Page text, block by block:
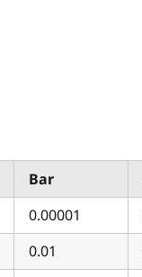
Bar
0.00001
0.01